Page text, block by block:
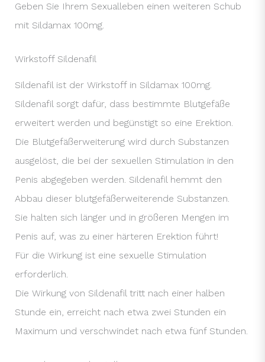
Geben Sie Ihrem Sexualleben einen weiteren Schub
mit Sildamax 100mg.
Wirkstoff Sildenafil
Sildenafil ist der Wirkstoff in Sildamax 100mg.
Sildenafil sorgt dafür, dass bestimmte Blutgefäße
erweitert werden und begünstigt so eine Erektion.
Die Blutgefäßerweiterung wird durch Substanzen
ausgelöst, die bei der sexuellen Stimulation in den
Penis abgegeben werden. Sildenafil hemmt den
Abbau dieser blutgefäßerweiterende Substanzen.
Sie halten sich länger und in größeren Mengen im
Penis auf, was zu einer härteren Erektion führt!
Für die Wirkung ist eine sexuelle Stimulation
erforderlich.
Die Wirkung von Sildenafil tritt nach einer halben
Stunde ein, erreicht nach etwa zwei Stunden ein
Maximum und verschwindet nach etwa fünf Stunden.